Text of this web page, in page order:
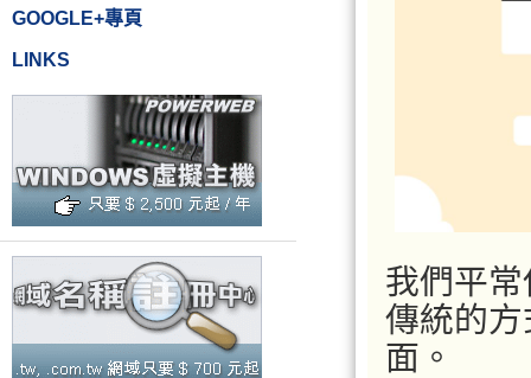
GOOGLE+專頁
LINKS
我們平
傳統的
面。